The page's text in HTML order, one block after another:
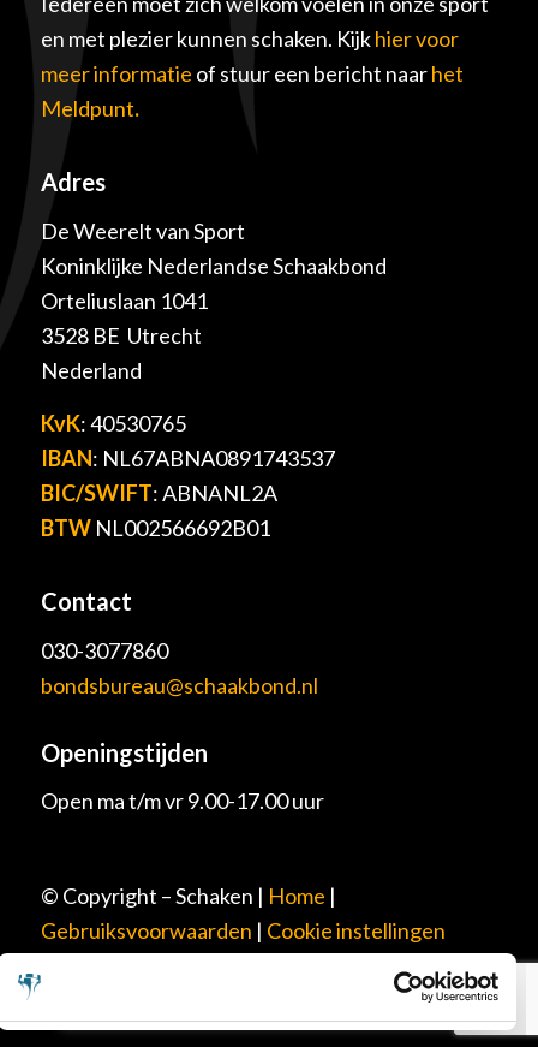
en met plezier kunnen schaken. Kijkhier voor
meer informatie of stuur een bericht naarhet
Meldpunt.
Adres
De Weerelt van Sport
Koninklijke Nederlandse Schaakbond
Orteliuslaan 1041
3528 BE Utrecht
Nederland
KvK: 40530765
IBAN: NL67ABNA0891743537
BIC/SWIFT: ABNANL2A
BTWNL002566692B01
Contact
030-3077860
bondsbureau@schaakbond.nl
Openingstijden
Open ma t/m vr 9.00-17.00 uur
© Copyright – Schaken | Home |
Gebruiksvoorwaarden | Cookie instellingen